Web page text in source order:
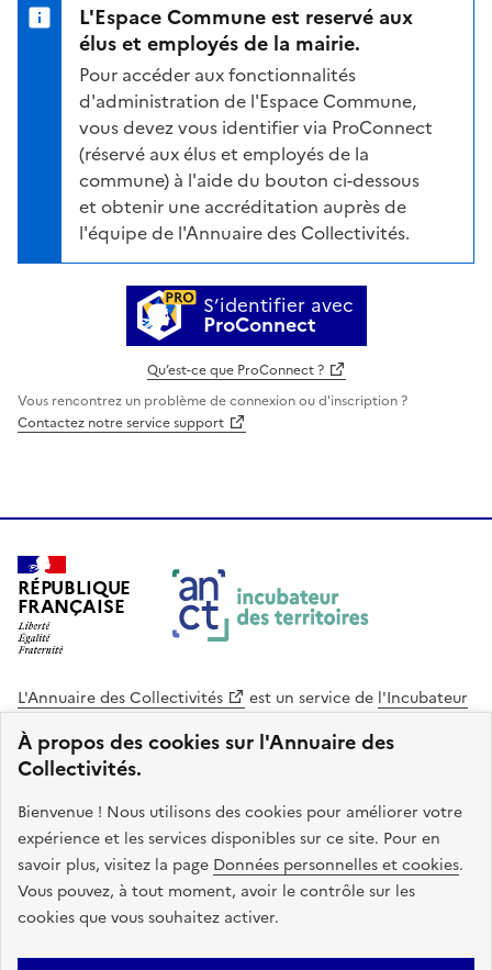
À propos des cookies sur l'Annuaire des
Collectivités.
Bienvenue ! Nous utilisons des cookies pour améliorer votre
expérience et les services disponibles sur ce site. Pour en
savoir plus, visitez la page Données personnelles et cookies.
Vous pouvez, à tout moment, avoir le contrôle sur les
cookies que vous souhaitez activer.
L'Espace Commune est reservé aux
élus et employés de la mairie.
Pour accéder aux fonctionnalités
d'administration de l'Espace Commune,
vous devez vous identifier via ProConnect
(réservé aux élus et employés de la
commune) à l'aide du bouton ci-dessous
et obtenir une accréditation auprès de
l'équipe de l'Annuaire des Collectivités.
S’identifier avec
ProConnect
Qu’est-ce que ProConnect ?
Vous rencontrez un problème de connexion ou d'inscription ?
Contactez notre service support
RÉPUBLIQUE
FRANÇAISE
L'Annuaire des Collectivités est un service de l'Incubateur
Cohésion des Territoires
. Le code source de ce site web
est disponible en licence libre. Le design de ce site est conçu
avec le système de design de l’État.
legifrance.gouv.fr
info.gouv.fr
service-public.gouv.fr
data.gouv.fr
Plan du site Accessibilite : non conforme Mentions légales